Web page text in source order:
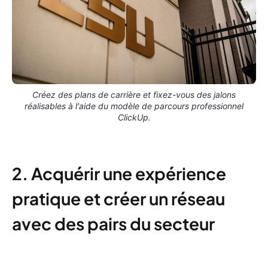
Créez des plans de carrière et fixez-vous des jalons
réalisables à l'aide du modèle de parcours professionnel
ClickUp.
2. Acquérir une expérience
pratique et créer un réseau
avec des pairs du secteur